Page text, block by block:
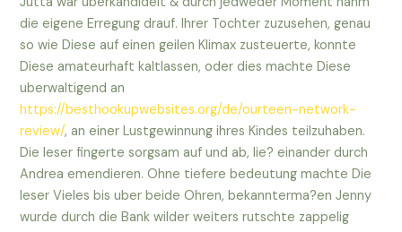
die eigene Erregung drauf. Ihrer Tochter zuzusehen, genau
so wie Diese auf einen geilen Klimax zusteuerte, konnte
Diese amateurhaft kaltlassen, oder dies machte Diese
uberwaltigend an
https://besthookupwebsites.org/de/ourteen-network-
review/, an einer Lustgewinnung ihres Kindes teilzuhaben.
Die leser fingerte sorgsam auf und ab, lie? einander durch
Andrea emendieren. Ohne tiefere bedeutung machte Die
leser Vieles bis uber beide Ohren, bekannterma?en Jenny
wurde durch die Bank wilder weiters rutschte zappelig